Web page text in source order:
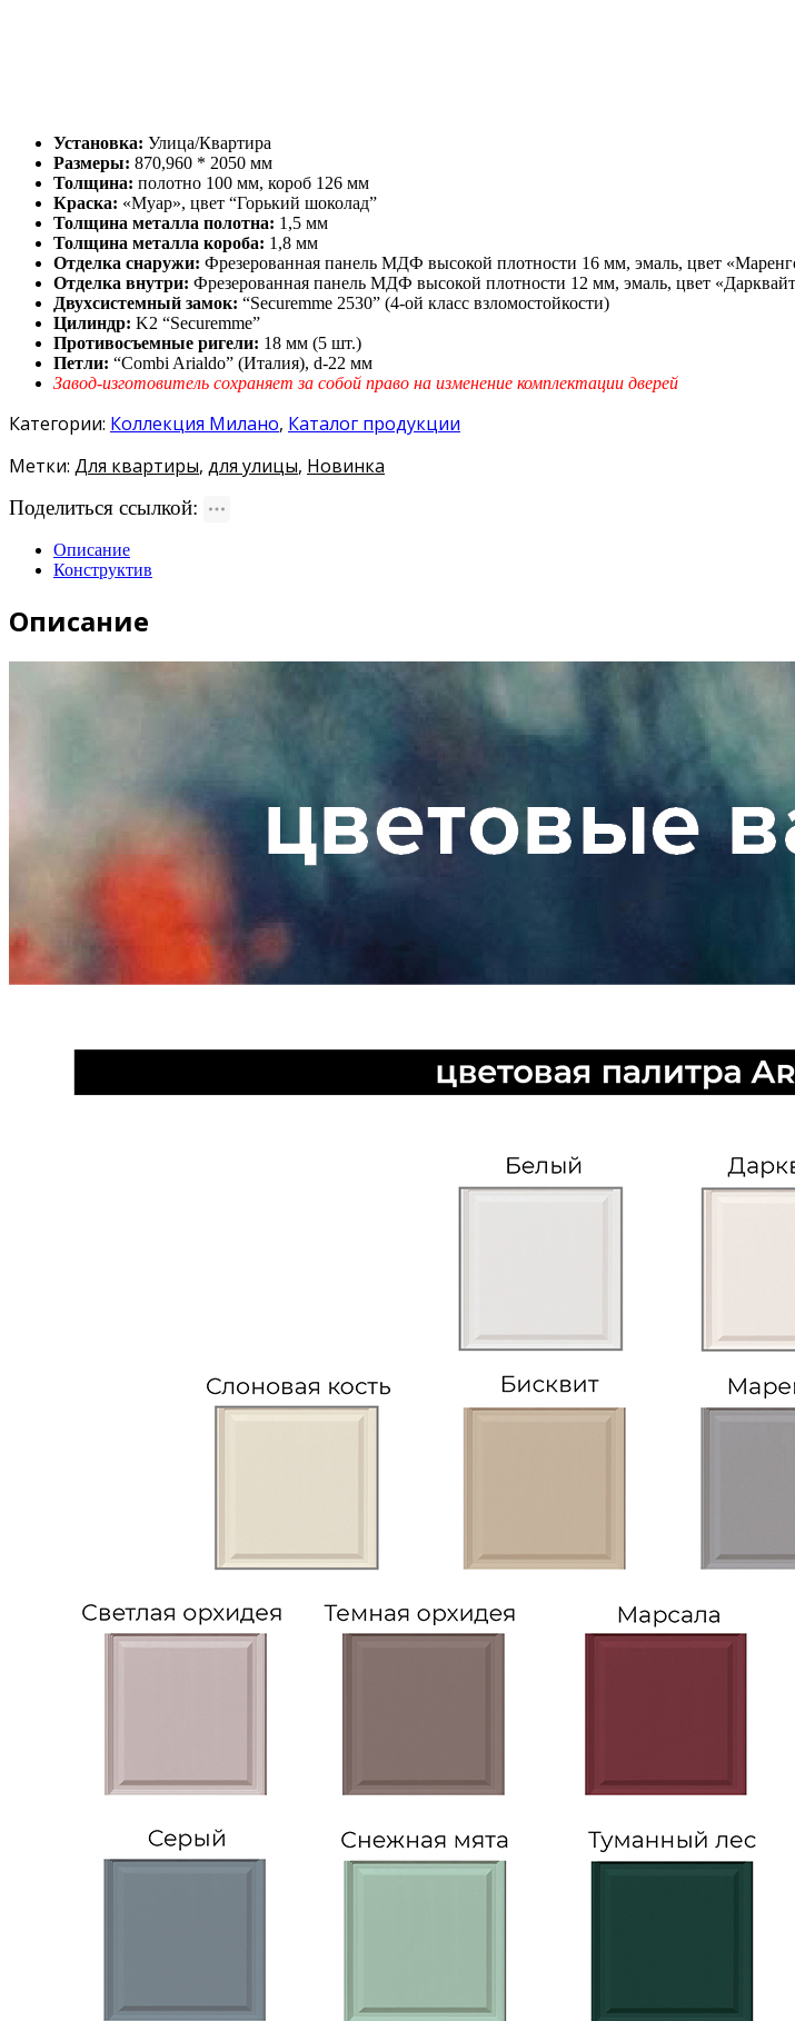
Установка: Улица/Квартира
Размеры: 870,960 * 2050 мм
Толщина: полотно 100 мм, короб 126 мм
Краска: «Муар», цвет “Горький шоколад”
Толщина металла полотна: 1,5 мм
Толщина металла короба: 1,8 мм
Отделка снаружи: Фрезерованная панель МДФ высокой плотности 16 мм, эмаль, цвет
Отделка внутри: Фрезерованная панель МДФ высокой плотности 12 мм, эмаль, цвет
Двухсистемный замок: “Securemme 2530” (4-ой класс взломостойкости)
Цилиндр: K2 “Securemme”
Противосъемные ригели: 18 мм (5 шт.)
Петли: “Combi Arialdo” (Италия), d-22 мм
Завод-изготовитель сохраняет за собой право на изменение комплектации дверей
Категории: Коллекция Милано, Каталог продукции
Метки: Для квартиры, для улицы, Новинка
Поделиться ссылкой:
Описание
Конструктив
Описание